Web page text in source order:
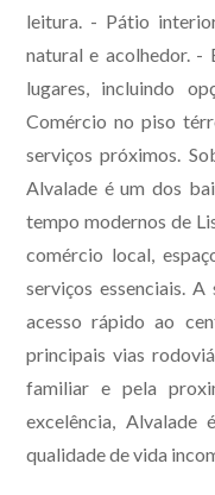
leitura. - Pátio
natural e acolhedor. -
lugares, incluindo
Comércio no piso
serviços próximos.
Alvalade é um dos
tempo modernos de
comércio local,
serviços essenciais.
acesso rápido ao
principais vias
familiar e pela
excelência,
qualidade de vida